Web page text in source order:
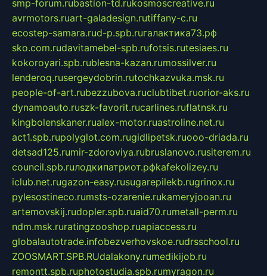
smp-forum.rubastion-td.rukosmoscreative.ru
avrmotors.ruart-galadesign.rutiffany-c.ru
ecostep-samara.rud-p.spb.ruгалактика73.рф
sko.com.rudavitamebel-spb.rufotsis.rutesiaes.ru
kokoroyari.spb.rublesna-kazan.rumossilver.ru
lenderoq.rusergeydobrin.rutochkazvuka.msk.ru
people-of-art.rubezzubova.ruclubtibet.ruorior-aks.ru
dynamoauto.ruszk-favorit.rucarlines.ruflatnsk.ru
kingbolenskaner.rualex-motor.ruastroline.net.ru
act1.spb.rupolyglot.com.rugidlipetsk.ruooo-driada.ru
detsad125.rumir-zdoroviya.rubruslanovo.rusiterem.ru
council.spb.ruлодкипатриот.рфkafekolizey.ru
iclub.net.rugazon-easy.rusugarepilekb.rugrinox.ru
pylesostineco.rumsts-ozarenie.rukameryjooan.ru
artemovskij.rudopler.spb.ruaid70.rumetall-perm.ru
ndm.msk.ruratingzooshop.ruapiaccess.ru
globalautotrade.infobezverhovskoe.rudrsschool.ru
ZOOSMART.SPB.RUdalakony.rumedikijob.ru
remontt.spb.ruphotostudia.spb.rumyragon.ru